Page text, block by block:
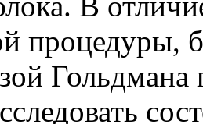
процедуры,
Гольдмана